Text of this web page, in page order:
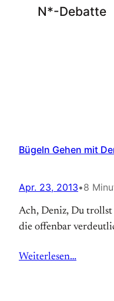
N*-Debatte
Bügeln Gehen mit
Apr. 23, 2013•8
Ach, Deniz, Du
die offenbar
Weiterlesen…